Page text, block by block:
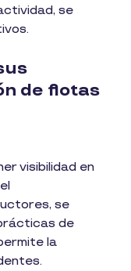
se
de flotas
visibilidad en
se
de
la